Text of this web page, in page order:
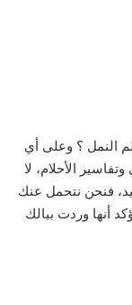
النمل ؟ وعلى أي
الأحلام، لا
فنحن نتحمل عنك
أنها وردت ببالك